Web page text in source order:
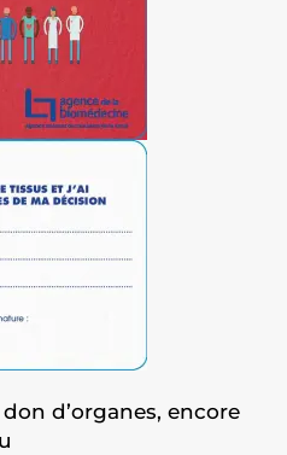
don d’organes, encore